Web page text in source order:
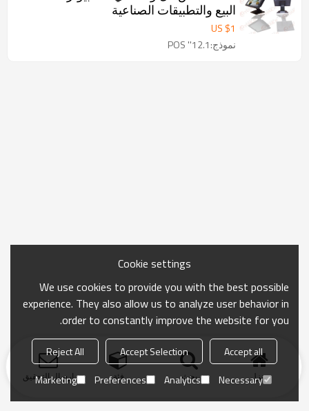
البيع والتطبيقات الصناعية
US $1
نموذج:12.1'' POS
منزل بحث فئة ارسال التحقيق
Cookie settings
We use cookies to provide you with the best possible
experience. They also allow us to analyze user behavior in
order to constantly improve the website for you.
Accept all
Accept Selection
Reject All
Necessary
Analytics
Preferences
Marketing